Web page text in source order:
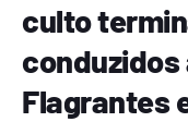
culto
conduzidos
Flagrantes